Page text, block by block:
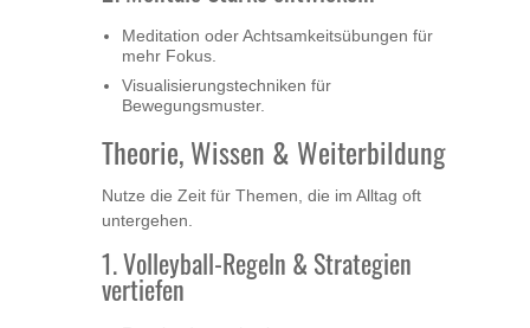
Meditation oder Achtsamkeitsübungen für
mehr Fokus.
Visualisierungstechniken für
Bewegungsmuster.
Theorie, Wissen & Weiterbildung
Nutze die Zeit für Themen, die im Alltag oft
untergehen.
1. Volleyball-Regeln & Strategien
vertiefen